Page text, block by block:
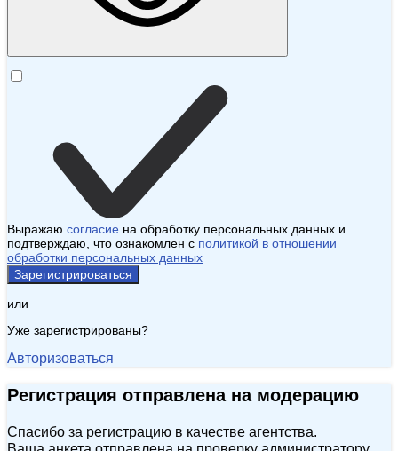
Выражаю согласие на обработку персональных данных и
подтверждаю, что ознакомлен с политикой в отношении
обработки персональных данных
Зарегистрироваться
или
Уже зарегистрированы?
Авторизоваться
Регистрация отправлена на модерацию
Спасибо за регистрацию в качестве агентства.